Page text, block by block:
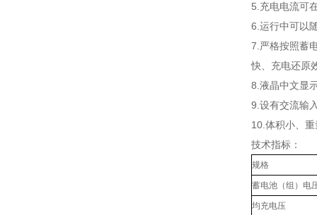
5.充电电流可
6.运行中可以
7.严格按照蓄
快、充电还原
8.液晶中文显
9.设有交流输
10.体积小、
技术指标：
规格
蓄电池（组）电
均充电压